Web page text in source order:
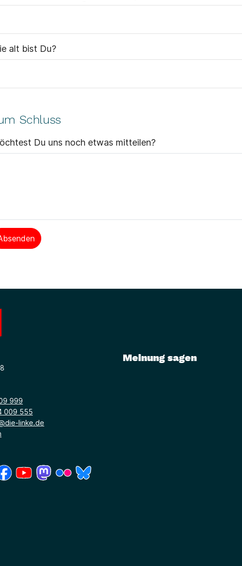
alt bist Du?
Schluss
Du uns noch etwas mitteilen?
999
009 555
linke.de
Fenster)
neues Fenster)
ein neues Fenster)
öffnet ein neues Fenster)
(Link öffnet ein neues Fenster)
(Link öffnet ein neues Fenster)
(Link öffnet ein neues Fenster)
(Link öffnet ein neues Fenster)
Meinung sagen